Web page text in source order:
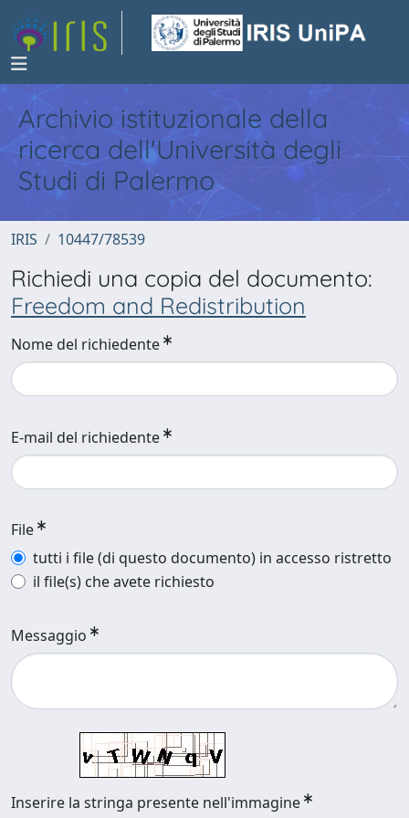
Archivio istituzionale della
ricerca dell'Università degli
Studi di Palermo
IRIS 10447/78539
Richiedi una copia del documento:
Freedom and Redistribution
Nome del richiedente
E-mail del richiedente
File
tutti i file (di questo documento) in accesso ristretto
il file(s) che avete richiesto
Messaggio
Inserire la stringa presente nell'immagine